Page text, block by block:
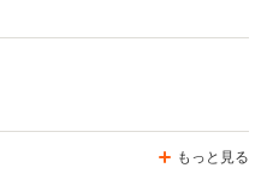
もっと見る